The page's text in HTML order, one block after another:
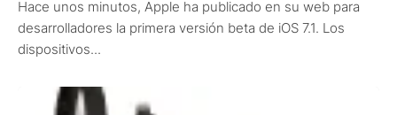
Hace unos minutos, Apple ha publicado en su web para
desarrolladores la primera versión beta de iOS 7.1. Los
dispositivos...